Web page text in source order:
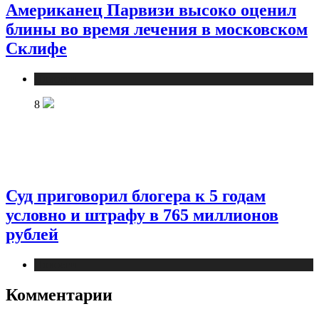
Американец Парвизи высоко оценил
блины во время лечения в московском
Склифе
8
Суд приговорил блогера к 5 годам
условно и штрафу в 765 миллионов
рублей
Комментарии